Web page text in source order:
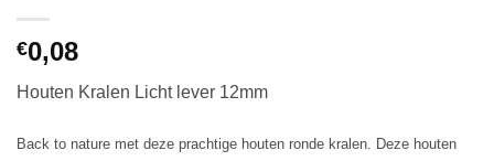
€0,08
Houten Kralen Licht lever 12mm
Back to nature met deze prachtige houten ronde kralen. Deze houten